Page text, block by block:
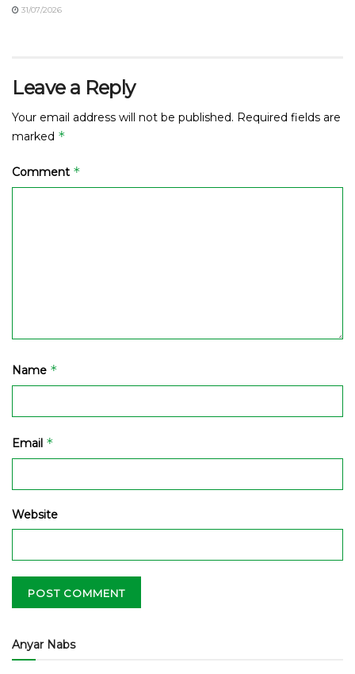
31/07/2026
Leave a Reply
Your email address will not be published. Required fields are
marked *
Comment *
Name *
Email *
Website
Anyar Nabs